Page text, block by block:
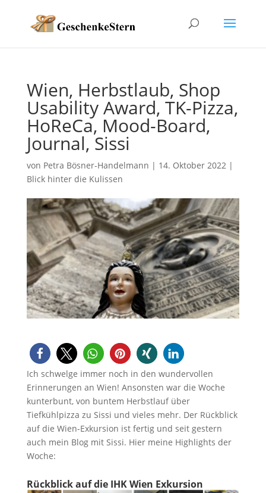
Wien, Herbstlaub, Shop
Usability Award, TK-Pizza,
HoReCa, Mood-Board,
Journal, Sissi
von Petra Bösner-Handelmann | 14. Oktober 2022|
Blick hinter die Kulissen
Ich schwelge immer noch in den wundervollen
Erinnerungen an Wien! Ansonsten war die Woche
kunterbunt, von buntem Herbstlauf über
Tiefkühlpizza zu Sissi und vieles mehr. Der Rückblick
auf die Wien-Exkursion ist fertig und seit gestern
auch mein Blog mit Sissi. Hier meine Highlights der
Woche:
Rückblick auf die IHK Wien Exkursion